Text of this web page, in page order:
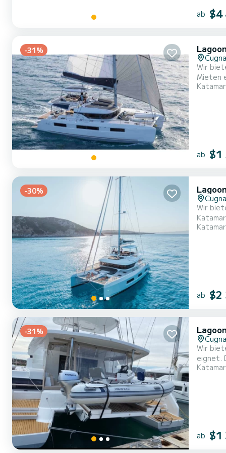
ab $4
-31%
Wir
Mieten
ab $1
-30%
Wir bieten die
Katamaran
bietet
ab $2
-31%
Wir
eignet.
ab $1